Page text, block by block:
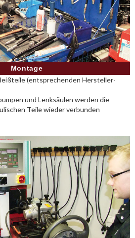
Montage
(entsprechenden Hersteller-
und Lenksäulen werden die
Teile wieder verbunden